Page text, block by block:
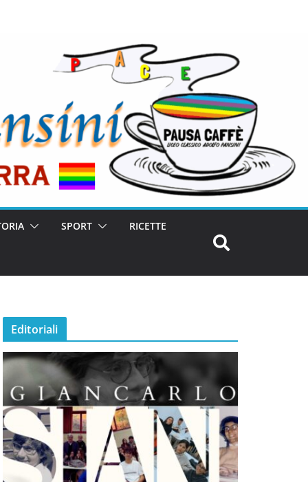
SPORT RICETTE
Editoriali